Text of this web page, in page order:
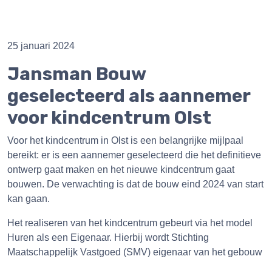
25 januari 2024
Jansman Bouw
geselecteerd als aannemer
voor kindcentrum Olst
Voor het kindcentrum in Olst is een belangrijke mijlpaal
bereikt: er is een aannemer geselecteerd die het definitieve
ontwerp gaat maken en het nieuwe kindcentrum gaat
bouwen. De verwachting is dat de bouw eind 2024 van start
kan gaan.
Het realiseren van het kindcentrum gebeurt via het model
Huren als een Eigenaar. Hierbij wordt Stichting
Maatschappelijk Vastgoed (SMV) eigenaar van het gebouw